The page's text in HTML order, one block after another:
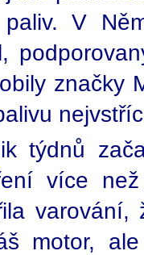
V
značky
týdnů
více než
motor,